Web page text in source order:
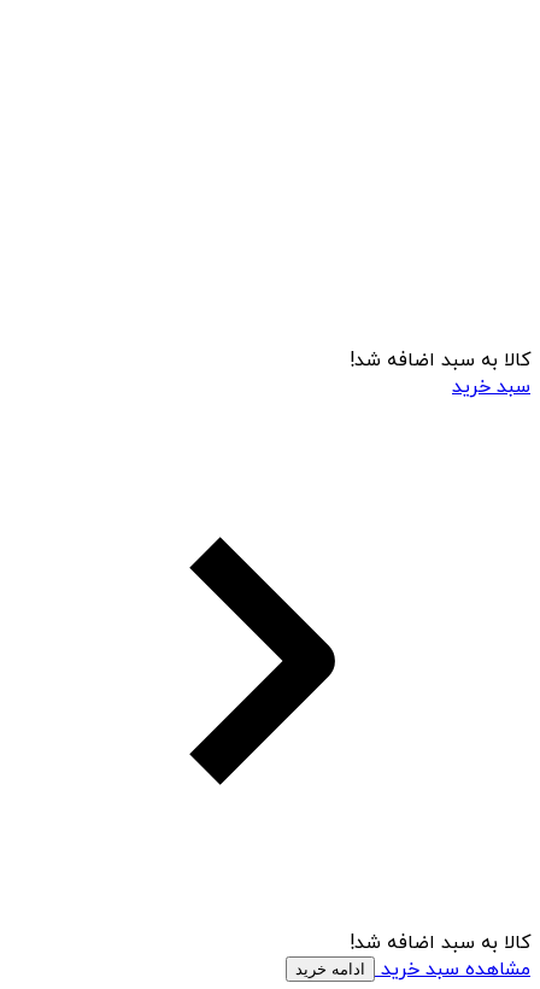
کالا به سبد اضافه شد!
سبد خرید
کالا به سبد اضافه شد!
مشاهده سبد خرید ادامه خرید